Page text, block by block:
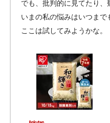
でも、批判的に見てたり、
いまの私の悩みはいつまで
ここは試してみようかな。